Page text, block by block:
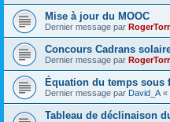
Mise à jour du MOOC
Dernier message par
Concours Cadrans
Dernier message par
Équation du temps sous
Dernier message par David_A «
Tableau de déclinaison